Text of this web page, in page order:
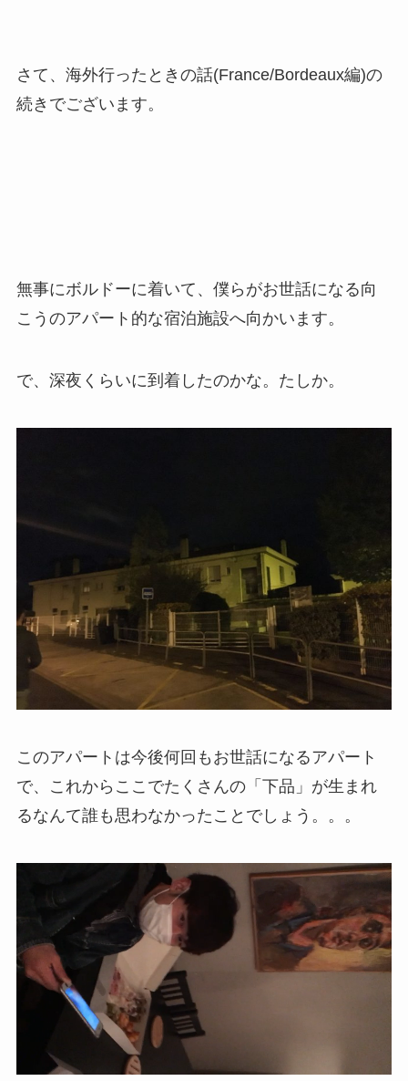
さて、海外行ったときの話(France/Bordeaux編)の
続きでございます。
無事にボルドーに着いて、僕らがお世話になる向
こうのアパート的な宿泊施設へ向かいます。
で、深夜くらいに到着したのかな。たしか。
このアパートは今後何回もお世話になるアパート
で、これからここでたくさんの「下品」が生まれ
るなんて誰も思わなかったことでしょう。。。